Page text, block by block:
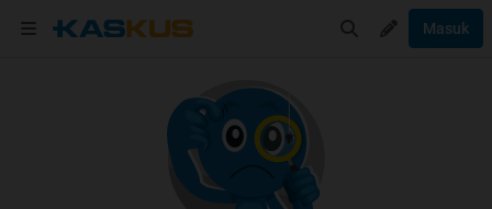
Masuk